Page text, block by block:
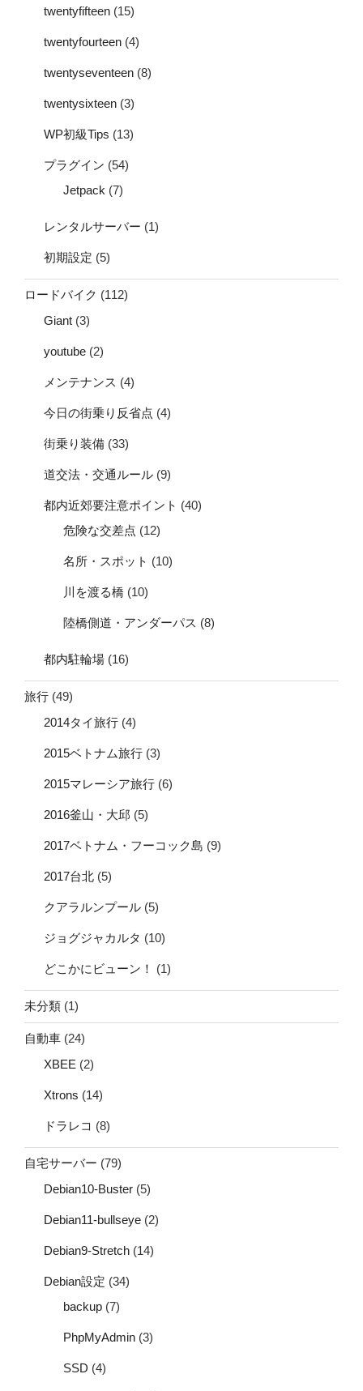
twentyfifteen (15)
twentyfourteen (4)
twentyseventeen (8)
twentysixteen (3)
WP初級Tips (13)
プラグイン (54)
Jetpack (7)
レンタルサーバー (1)
初期設定 (5)
ロードバイク (112)
Giant (3)
youtube (2)
メンテナンス (4)
今日の街乗り反省点 (4)
街乗り装備 (33)
道交法・交通ルール (9)
都内近郊要注意ポイント (40)
危険な交差点 (12)
名所・スポット (10)
川を渡る橋 (10)
陸橋側道・アンダーパス (8)
都内駐輪場 (16)
旅行 (49)
2014タイ旅行 (4)
2015ベトナム旅行 (3)
2015マレーシア旅行 (6)
2016釜山・大邱 (5)
2017ベトナム・フーコック島 (9)
2017台北 (5)
クアラルンプール (5)
ジョグジャカルタ (10)
どこかにビューン！ (1)
未分類 (1)
自動車 (24)
XBEE (2)
Xtrons (14)
ドラレコ (8)
自宅サーバー (79)
Debian10-Buster (5)
Debian11-bullseye (2)
Debian9-Stretch (14)
Debian設定 (34)
backup (7)
PhpMyAdmin (3)
SSD (4)